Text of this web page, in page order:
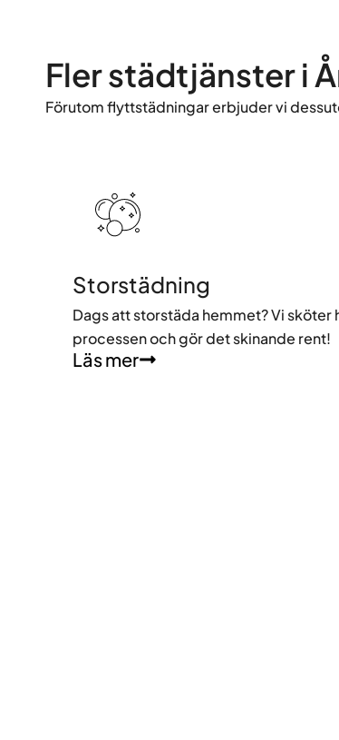
Fler städtjänster i
Förutom flyttstädningar erbjuder vi
Storstädning
Dags att storstäda hemmet? Vi sköter
processen och gör det skinande rent!
Läs mer